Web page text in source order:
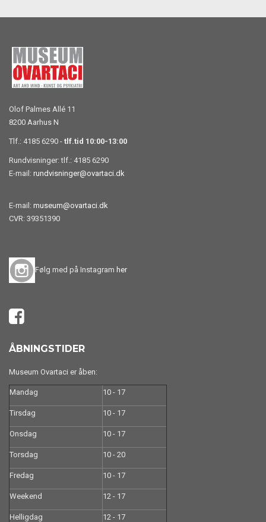
Olof Palmes Allé 11
8200 Aarhus N
Tlf.: 4185 6290 - tlf.tid 10:00-13:00
Rundvisninger: tlf.: 4185 6290
E-mail: rundvisninger@ovartaci.dk
E-mail: museum@ovartaci.dk
CVR: 39351390
Følg med på Instagram her
ÅBNINGSTIDER
Museum Ovartaci er åben:
Mandag 10 - 17
Tirsdag 10 - 17
Onsdag 10 - 17
Torsdag 10 - 20
Fredag 10 - 17
Weekend 12 - 17
Helligdag 12 - 17